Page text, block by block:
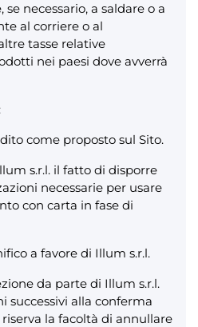
necessario, a saldare o a
al corriere o al
tasse relative
nei paesi dove avverrà
come proposto sul Sito.
s.r.l. il fatto di disporre
necessarie per usare
con carta in fase di
a favore di Illum s.r.l.
da parte di Illum s.r.l.
successivi alla conferma
la facoltà di annullare